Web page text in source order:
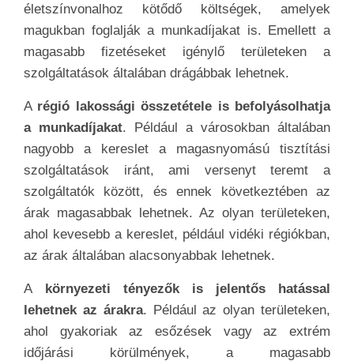
életszínvonalhoz kötődő költségek, amelyek
magukban foglalják a munkadíjakat is. Emellett a
magasabb fizetéseket igénylő területeken a
szolgáltatások általában drágábbak lehetnek.
A régió lakossági összetétele is befolyásolhatja
a munkadíjakat. Például a városokban általában
nagyobb a kereslet a magasnyomású tisztítási
szolgáltatások iránt, ami versenyt teremt a
szolgáltatók között, és ennek következtében az
árak magasabbak lehetnek. Az olyan területeken,
ahol kevesebb a kereslet, például vidéki régiókban,
az árak általában alacsonyabbak lehetnek.
A környezeti tényezők is jelentős hatással
lehetnek az árakra. Például az olyan területeken,
ahol gyakoriak az esőzések vagy az extrém
időjárási körülmények, a magasabb